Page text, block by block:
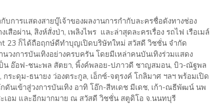
บการแสดงสายบู๊เจ้าของผลงานการกำกับละครชื่อดังทางช่อง
สือผ่าน, สิงห์สั่งป่า, เพลิงไพร และล่าสุดละครเรื่อง รถไฟ เรือเมล์
23 ก็ได้ถือฤกษ์ดีทำบุญเปิดบริษัทใหม่ สวัสดี วิชชั่น จำกัด
วงการบันเทิงอย่างครบครัน โดยมีเหล่าคนบันเทิงร่วมแสดง
อ๊อฟ-ชนะพล สัตยา, พิ้งค์พลอย-ปภาวดี ชาญสมอน, บิว-ณัฐพล
ระดุม-ธนายง ว่องตระกูล, เอ็กซ์-จตุรงค์ โกลิมาศ ฯลฯ พร้อมเปิด
ดันเข้าสู่วงการบันเทิง อาทิ โอ๊ก-สีหเดช มีเดช, เก้า-ณธีพัฒน์ นพ
เอม และอีกมากมาย ณ สวัสดี วิชชั่น สตูดิโอ จ.นนทบุรี